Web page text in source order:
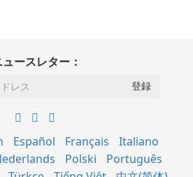
ュースレター：
Español Français
Italiano
Polski
Português